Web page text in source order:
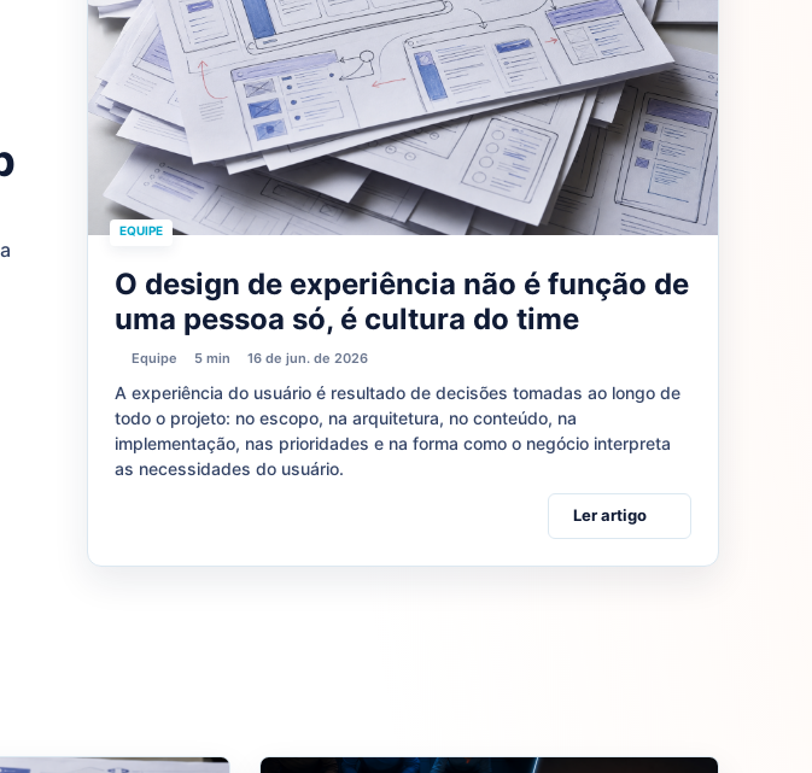
EQUIPE
O design de experiência não é função de
uma pessoa só, é cultura do time
Equipe 5 min 16 de jun. de 2026
A experiência do usuário é resultado de decisões tomadas ao longo de
todo o projeto: no escopo, na arquitetura, no conteúdo, na
implementação, nas prioridades e na forma como o negócio interpreta
as necessidades do usuário.
Ler artigo